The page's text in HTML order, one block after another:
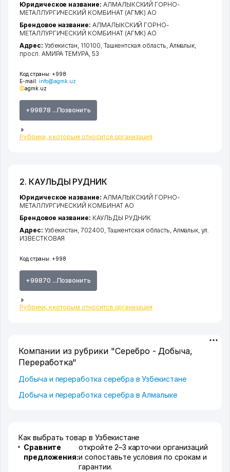
Код страны: +998
E-mail: info@agmk.uz
agmk.uz
+99878 ...Позвонить
Рубрики, к которым относится организация
Юридическое название: АЛМАЛЫКСКИЙ ГОРНО-
МЕТАЛЛУРГИЧЕСКИЙ КОМБИНАТ (АГМК) АО
Брендовое название: АЛМАЛЫКСКИЙ ГОРНО-
МЕТАЛЛУРГИЧЕСКИЙ КОМБИНАТ (АГМК) АО
Адрес: Узбекистан, 110100, Ташкентская область, Алмалык,
просп. АМИРА ТЕМУРА, 53
2. КАУЛЬДЫ РУДНИК
Код страны: +998
+99870 ...Позвонить
Рубрики, к которым относится организация
Юридическое название: АЛМАЛЫКСКИЙ ГОРНО-
МЕТАЛЛУРГИЧЕСКИЙ КОМБИНАТ АО
Брендовое название: КАУЛЬДЫ РУДНИК
Адрес: Узбекистан, 702400, Ташкентская область, Алмалык,ул.
ИЗВЕСТКОВАЯ
Компании из рубрики "Серебро - Добыча,
Переработка"
Добыча и переработка серебра в Узбекистане
Добыча и переработка серебра в Алмалыке
Как выбрать товар в Узбекистане
Сравните
предложения:
откройте 2–3 карточки организаций
и сопоставьте условия по срокам и
гарантии.